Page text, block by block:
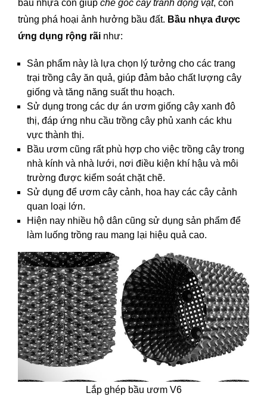
bầu nhựa còn giúp che gốc cây tránh động vật, côn
trùng phá hoại ảnh hưởng bầu đất. Bầu nhựa được
ứng dụng rộng rãi như:
Sản phẩm này là lựa chọn lý tưởng cho các trang
trại trồng cây ăn quả, giúp đảm bảo chất lượng cây
giống và tăng năng suất thu hoạch.
Sử dụng trong các dự án ươm giống cây xanh đô
thị, đáp ứng nhu cầu trồng cây phủ xanh các khu
vực thành thị.
Bầu ươm cũng rất phù hợp cho việc trồng cây trong
nhà kính và nhà lưới, nơi điều kiện khí hậu và môi
trường được kiểm soát chặt chẽ.
Sử dụng để ươm cây cảnh, hoa hay các cây cảnh
quan loại lớn.
Hiện nay nhiều hộ dân cũng sử dụng sản phẩm để
làm luống trồng rau mang lại hiệu quả cao.
Lắp ghép bầu ươm V6